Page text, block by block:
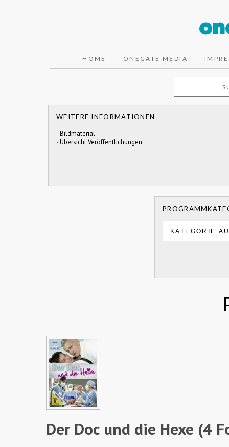
HOME ONEGATE MEDIA
WEITERE INFORMATIONEN
-Bildmaterial
-Übersicht Veröffentlichungen
Der Doc und die Hexe (4